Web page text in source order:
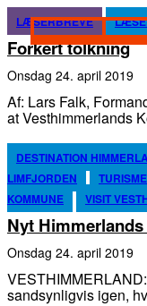
LÆSERBREVE
Forkert tolkning
onsdag 24. april 2019
Af: Lars Falk, Formand
at Vesthimmerlands
DESTINATION
LIMFJORDEN
TURISME
KOMMUNE
VISIT
Nyt
onsdag 24. april 2019